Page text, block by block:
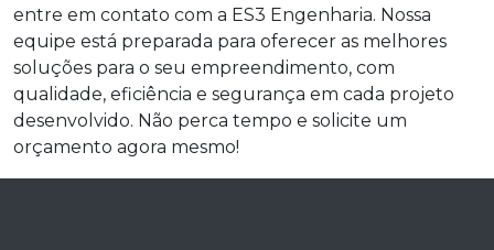
entre em contato com a ES3 Engenharia. Nossa
equipe está preparada para oferecer as melhores
soluções para o seu empreendimento, com
qualidade, eficiência e segurança em cada projeto
desenvolvido. Não perca tempo e solicite um
orçamento agora mesmo!